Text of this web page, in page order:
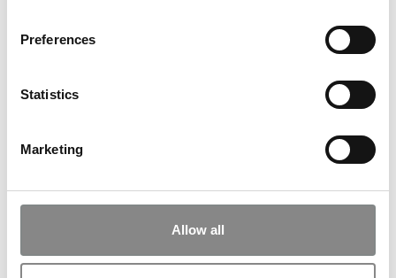
Preferences
Statistics
Marketing
Allow all